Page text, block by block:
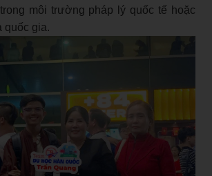
môi trường pháp lý quốc tế hoặc
quốc gia.